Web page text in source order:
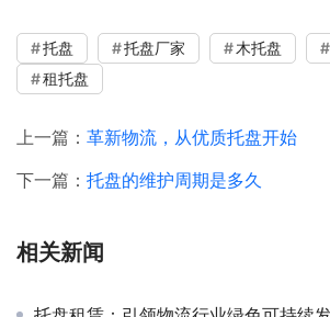
托盘 托盘厂家 木托盘
租托盘
上一篇： 革新物流，从优质托盘开始
下一篇： 托盘的维护周期是多久
相关新闻